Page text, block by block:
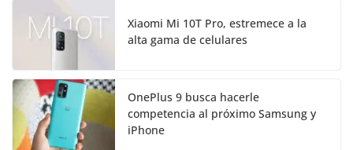
Xiaomi Mi 10T Pro, estremece a la
alta gama de celulares
OnePlus 9 busca hacerle
competencia al próximo Samsung y
iPhone